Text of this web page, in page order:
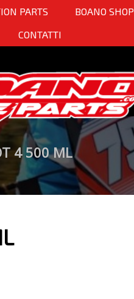
PARTS BOANO SHOP
CONTATTI
4 500 ML